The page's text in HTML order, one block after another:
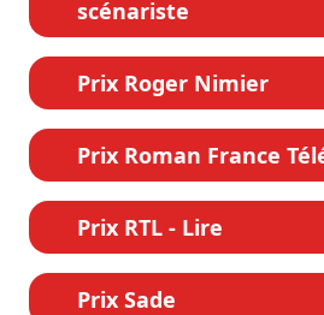
scénariste
Prix Roger Nimier
Prix Roman France
Prix RTL - Lire
Prix Sade